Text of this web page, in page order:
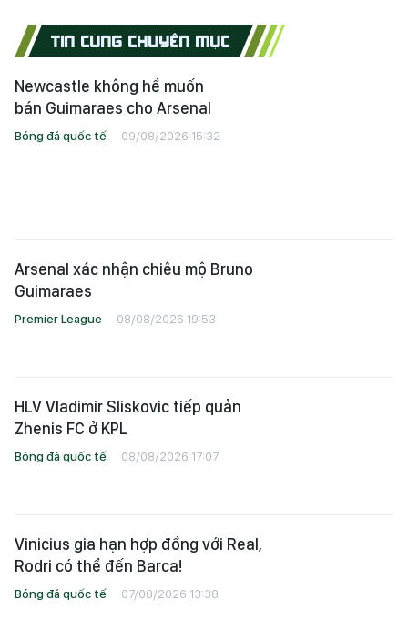
TIN CÙNG CHUYÊN MỤC
Newcastle không hề muốn
bán Guimaraes cho Arsenal
Bóng đá quốc tế 09/08/2026 15:32
Arsenal xác nhận chiêu mộ Bruno
Guimaraes
Premier League 08/08/2026 19:53
HLV Vladimir Sliskovic tiếp quản
Zhenis FC ở KPL
Bóng đá quốc tế 08/08/2026 17:07
Vinicius gia hạn hợp đồng với Real,
Rodri có thể đến Barca!
Bóng đá quốc tế 07/08/2026 13:38